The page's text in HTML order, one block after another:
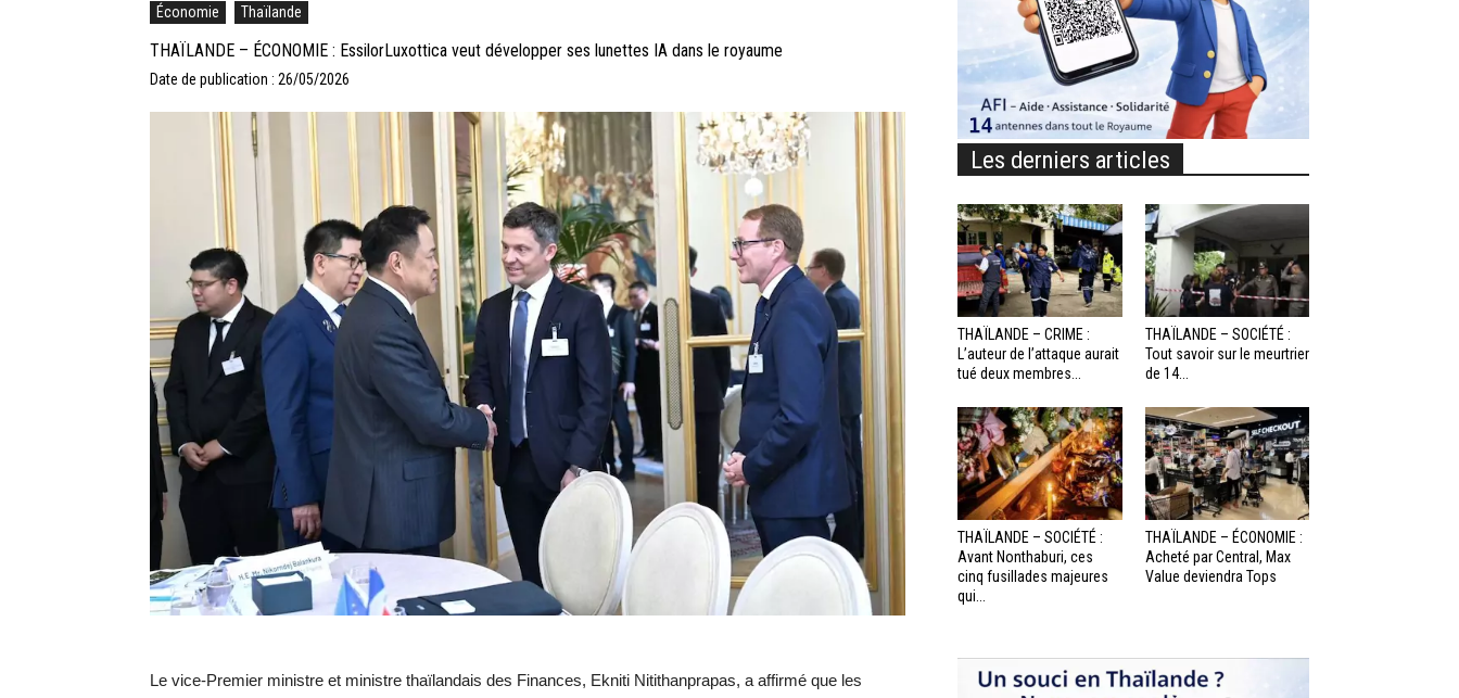
Économie Thaïlande
THAÏLANDE – ÉCONOMIE : EssilorLuxottica veut développer ses lunettes IA dans le royaume
Date de publication : 26/05/2026
Le vice-Premier ministre et ministre thaïlandais des Finances, Ekniti Nitithanprapas, a affirmé que les
Les derniers articles
THAÏLANDE – CRIME :
L’auteur de l’attaque aurait
tué deux membres...
THAÏLANDE – SOCIÉTÉ :
Tout savoir sur le meurtrier
de 14...
THAÏLANDE – SOCIÉTÉ :
Avant Nonthaburi, ces
cinq fusillades majeures
qui...
THAÏLANDE – ÉCONOMIE :
Acheté par Central, Max
Value deviendra Tops